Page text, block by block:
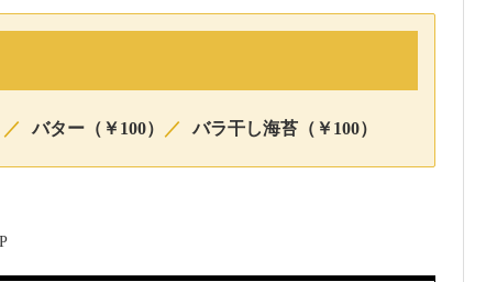
／ バター（￥100） ／ バラ干し海苔（￥100）